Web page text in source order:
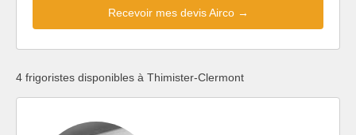
Recevoir mes devis Airco →
4 frigoristes disponibles à Thimister-Clermont